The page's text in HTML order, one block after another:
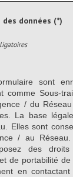
données (*)
sont
comme Sous-
/ du
La base
Elles sont
/ au
des droits
de portabilité
en contactant